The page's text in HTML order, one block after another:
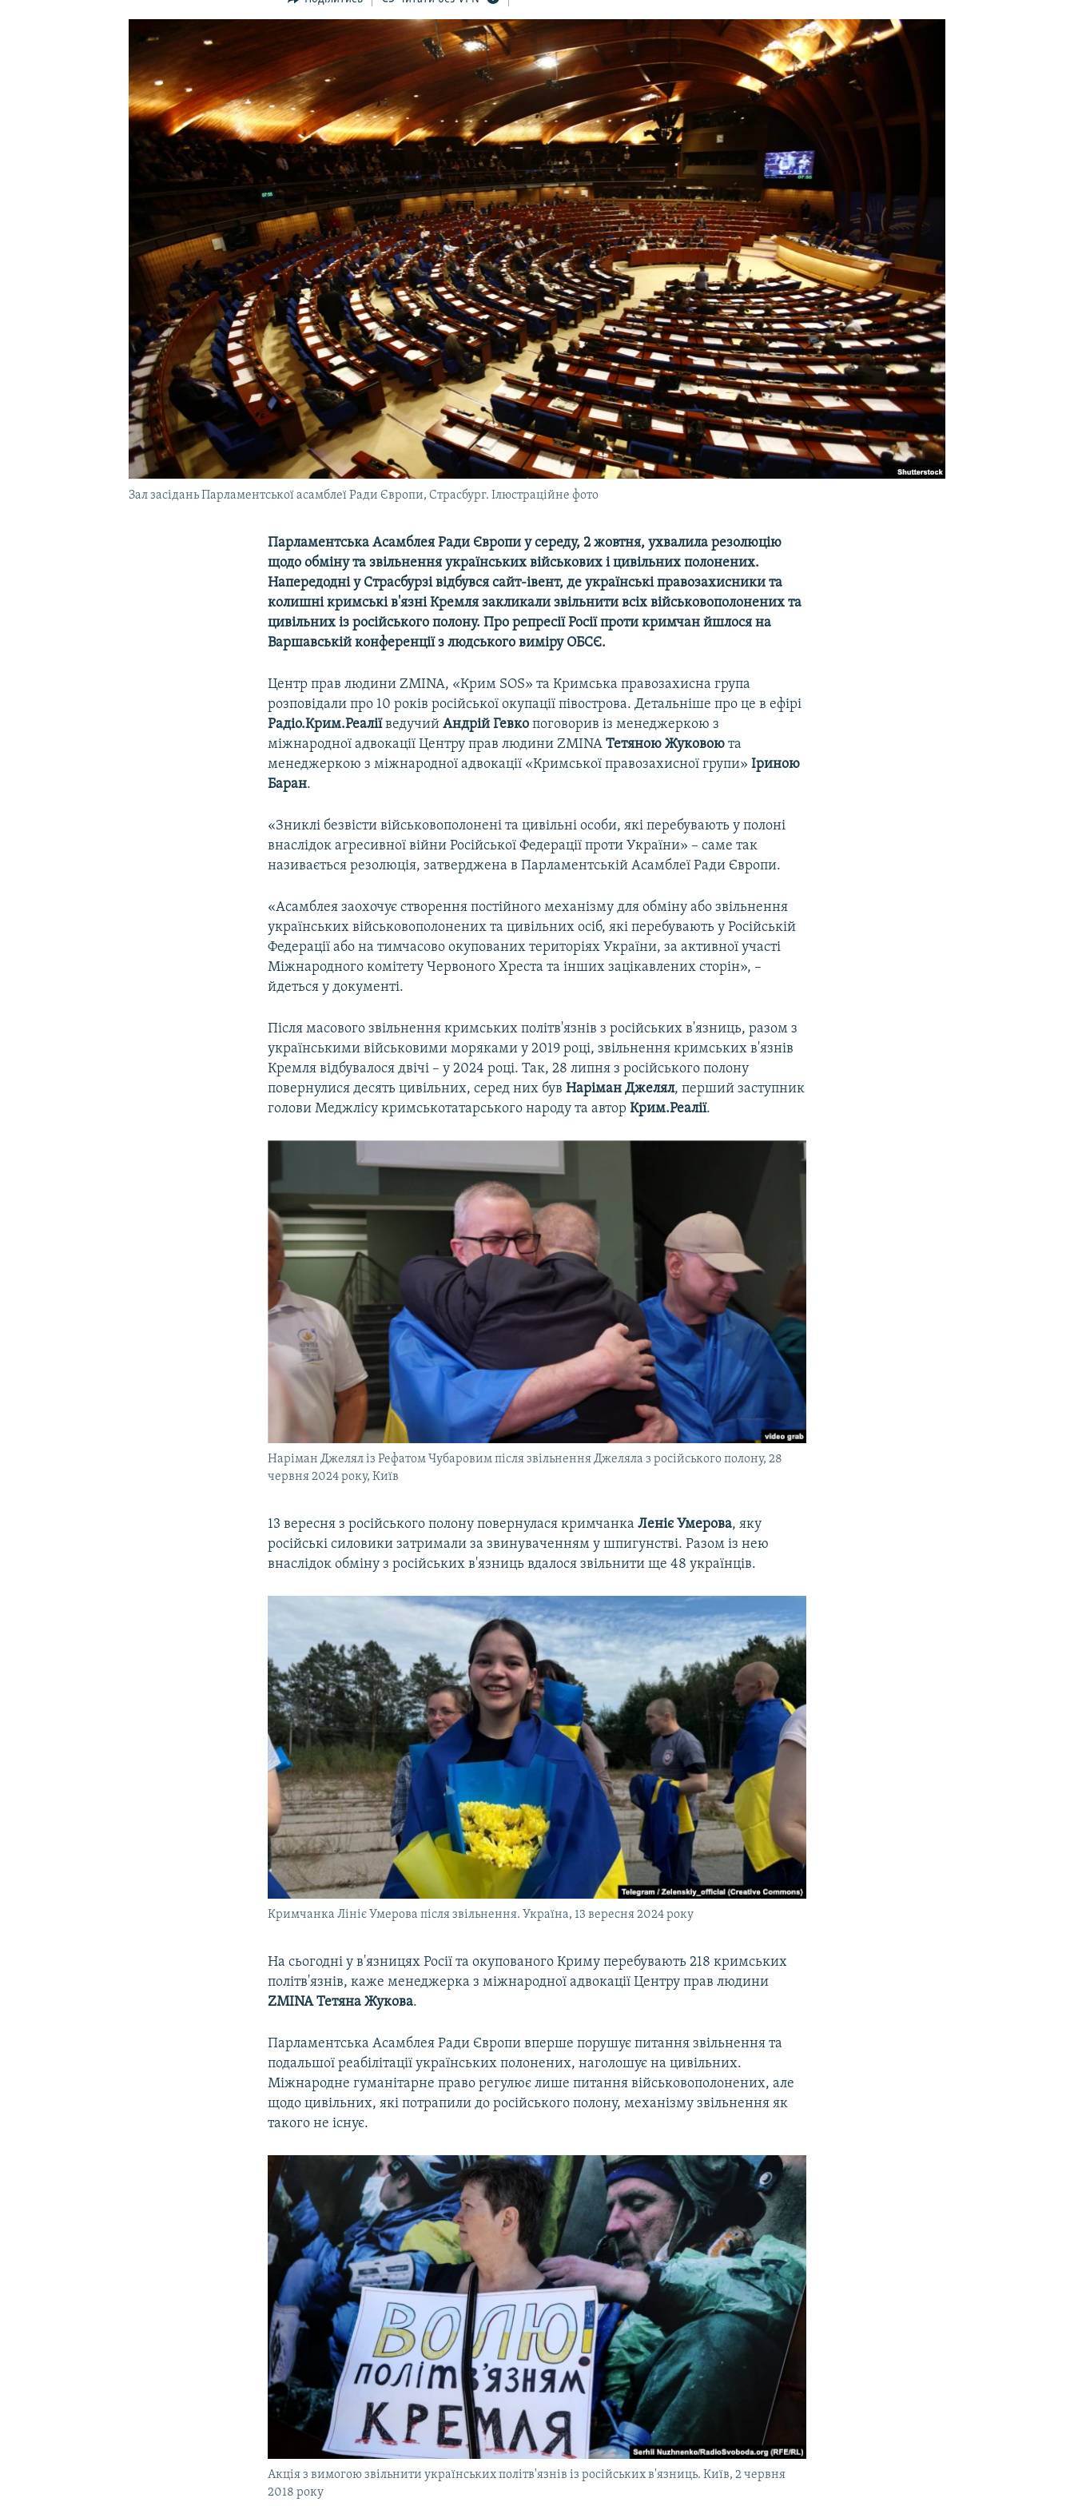
Зал засідань Парламентської асамблеї Ради Європи, Страсбург. Ілюстраційне фото
Парламентська Асамблея Ради Європи у середу, 2 жовтня, ухвалила резолюцію
щодо обміну та звільнення українських військових і цивільних полонених.
Напередодні у Страсбурзі відбувся сайт-івент, де українські правозахисники та
колишні кримські в'язні Кремля закликали звільнити всіх військовополонених та
цивільних із російського полону. Про репресії Росії проти кримчан йшлося на
Варшавській конференції з людського виміру ОБСЄ.
Центр прав людини ZMINA, «Крим SOS» та Кримська правозахисна група
розповідали про 10 років російської окупації півострова. Детальніше про це в ефірі
Радіо.Крим.РеаліїведучийАндрій Гевко поговорив із менеджеркою з
міжнародної адвокації Центру прав людини ZMINAТетяною Жуковою та
менеджеркою з міжнародної адвокації «Кримської правозахисної групи»Іриною
Баран.
«Зниклі безвісти військовополонені та цивільні особи, які перебувають у полоні
внаслідок агресивної війни Російської Федерації проти України» – саме так
називається резолюція, затверджена в Парламентській Асамблеї Ради Європи.
«Асамблея заохочує створення постійного механізму для обміну або звільнення
українських військовополонених та цивільних осіб, які перебувають у Російській
Федерації або на тимчасово окупованих територіях України, за активної участі
Міжнародного комітету Червоного Хреста та інших зацікавлених сторін», –
йдеться у документі.
Після масового звільнення кримських політв'язнів з російських в'язниць, разом з
українськими військовими моряками у 2019 році, звільнення кримських в'язнів
Кремля відбувалося двічі – у 2024 році. Так, 28 липня з російського полону
повернулися десять цивільних, серед них бувНаріман Джелял, перший заступник
голови Меджлісу кримськотатарського народу та авторКрим.Реалії.
Наріман Джелял із Рефатом Чубаровим після звільнення Джеляла з російського полону, 28
червня 2024 року, Київ
13 вересня з російського полону повернулася кримчанкаЛеніє Умерова, яку
російські силовики затримали за звинуваченням у шпигунстві. Разом із нею
внаслідок обміну з російських в'язниць вдалося звільнити ще 48 українців.
Кримчанка Лініє Умерова після звільнення. Україна, 13 вересня 2024 року
На сьогодні у в'язницях Росії та окупованого Криму перебувають 218 кримських
політв'язнів, каже менеджерка з міжнародної адвокації Центру прав людини
ZMINA Тетяна Жукова.
Парламентська Асамблея Ради Європи вперше порушує питання звільнення та
подальшої реабілітації українських полонених, наголошує на цивільних.
Міжнародне гуманітарне право регулює лише питання військовополонених, але
щодо цивільних, які потрапили до російського полону, механізму звільнення як
такого не існує.
Акція з вимогою звільнити українських політв'язнів із російських в'язниць. Київ, 2 червня
2018 року